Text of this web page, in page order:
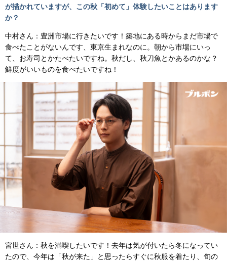
が描かれていますが、この秋「初めて」体験したいことはあります
か？
中村さん：豊洲市場に行きたいです！築地にある時からまだ市場で
食べたことがないんです、東京生まれなのに。朝から市場にいっ
て、お寿司とかたべたいですね。秋だし、秋刀魚とかあるのかな？
鮮度がいいものを食べたいですね！
宮世さん：秋を満喫したいです！去年は気が付いたら冬になってい
たので、今年は「秋が来た」と思ったらすぐに秋服を着たり、旬の